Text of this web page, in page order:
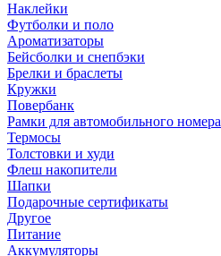
Наклейки
Футболки и поло
Ароматизаторы
Бейсболки и снепбэки
Брелки и браслеты
Кружки
Повербанк
Рамки для автомобильного номера
Термосы
Толстовки и худи
Флеш накопители
Шапки
Подарочные сертификаты
Другое
Питание
Аккумуляторы